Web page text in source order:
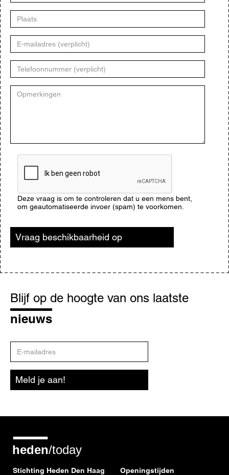
Plaats
E-
mailadres
Telefoonnummer
Opmerkingen
Deze vraag is om te controleren dat u een mens bent,
om geautomatiseerde invoer (spam) te voorkomen.
Vraag beschikbaarheid op
op
de
hoogte
Blijf op de hoogte van ons laatste
nieuws
mailadres
Meld je aan!
Stichting Heden Den Haag Openingstijden